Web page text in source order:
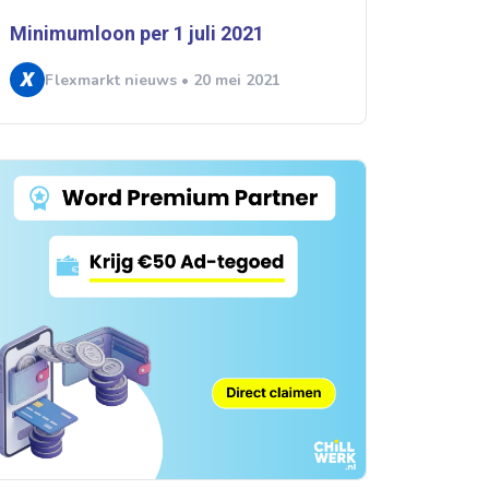
Minimumloon per 1 juli 2021
Flexmarkt nieuws • 20 mei 2021
Artikelen zoeken